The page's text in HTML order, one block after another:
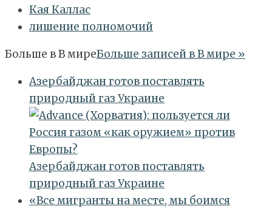
Кая Каллас
лишение полномочий
Больше вВ миреБольше записей в В мире »
Азербайджан готов поставлять
природный газ Украине
Азербайджан готов поставлять
природный газ Украине
«Все мигранты на месте, мы боимся